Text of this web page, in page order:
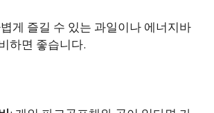
게 즐길 수 있는 과일이나 에너지바
하면 좋습니다.